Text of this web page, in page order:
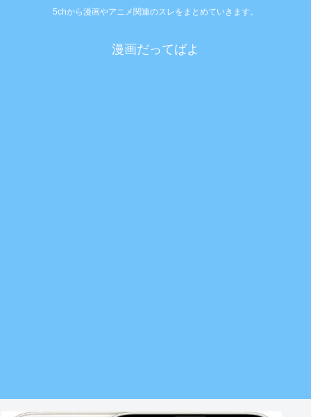
5chから漫画やアニメ関連のスレをまとめていきます。
漫画だってばよ